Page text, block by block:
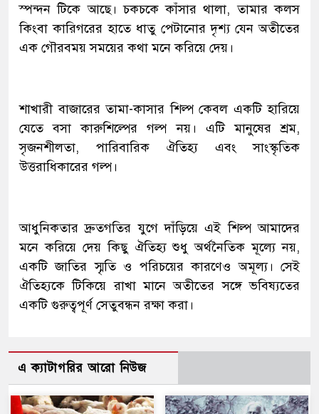
স্পন্দন টিকে আছে। চকচকে কাঁসার থালা, তামার কলস
কিংবা কারিগরের হাতে ধাতু পেটানোর দৃশ্য যেন অতীতের
এক গৌরবময় সময়ের কথা মনে করিয়ে দেয়।
শাখারী বাজারের তামা-কাসার শিল্প কেবল একটি হারিয়ে
যেতে বসা কারুশিল্পের গল্প নয়। এটি মানুষের শ্রম,
সৃজনশীলতা, পারিবারিক ঐতিহ্য এবং সাংস্কৃতিক
উত্তরাধিকারের গল্প।
আধুনিকতার দ্রুতগতির যুগে দাঁড়িয়ে এই শিল্প আমাদের
মনে করিয়ে দেয় কিছু ঐতিহ্য শুধু অর্থনৈতিক মূল্যে নয়,
একটি জাতির স্মৃতি ও পরিচয়ের কারণেও অমূল্য। সেই
ঐতিহ্যকে টিকিয়ে রাখা মানে অতীতের সঙ্গে ভবিষ্যতের
একটি গুরুত্বপূর্ণ সেতুবন্ধন রক্ষা করা।
এ ক্যাটাগরির আরো নিউজ